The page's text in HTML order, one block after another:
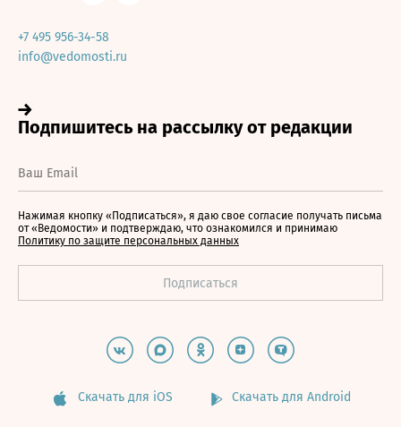
+7 495 956-34-58
info@vedomosti.ru
Нажимая кнопку «Подписаться», я даю свое согласие получать письма
от «Ведомости» и подтверждаю, что ознакомился и принимаю
Политику по защите персональных данных
Скачать для iOS Скачать для Android